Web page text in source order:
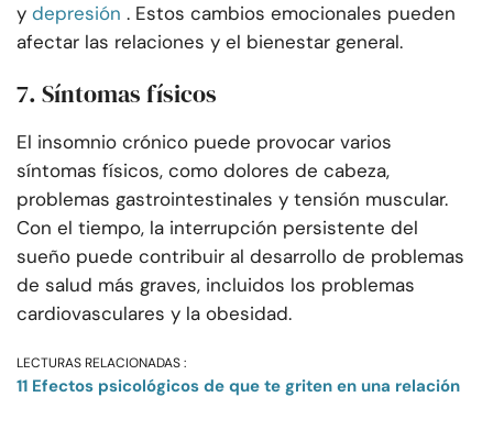
y depresión . Estos cambios emocionales pueden
afectar las relaciones y el bienestar general.
7. Síntomas físicos
El insomnio crónico puede provocar varios
síntomas físicos, como dolores de cabeza,
problemas gastrointestinales y tensión muscular.
Con el tiempo, la interrupción persistente del
sueño puede contribuir al desarrollo de problemas
de salud más graves, incluidos los problemas
cardiovasculares y la obesidad.
LECTURAS RELACIONADAS :
11 Efectos psicológicos de que te griten en una relación